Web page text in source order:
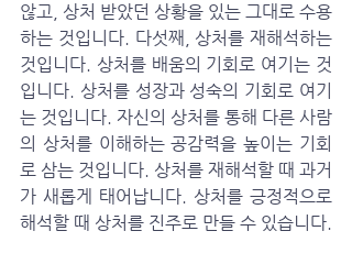
않고, 상처 받았던 상황을 있는 그대로 수용
하는 것입니다. 다섯째, 상처를 재해석하는
것입니다. 상처를 배움의 기회로 여기는 것
입니다. 상처를 성장과 성숙의 기회로 여기
는 것입니다. 자신의 상처를 통해 다른 사람
의 상처를 이해하는 공감력을 높이는 기회
로 삼는 것입니다. 상처를 재해석할 때 과거
가 새롭게 태어납니다. 상처를 긍정적으로